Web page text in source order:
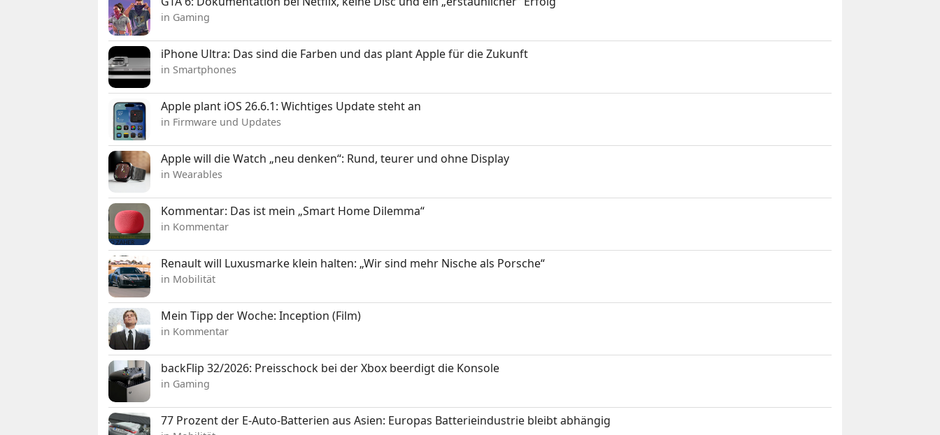
in Gaming
iPhone Ultra: Das sind die Farben und das plant Apple für die Zukunft
in Smartphones
Apple plant iOS 26.6.1: Wichtiges Update steht an
in Firmware und Updates
Apple will die Watch „neu denken“: Rund, teurer und ohne Display
in Wearables
Kommentar: Das ist mein „Smart Home Dilemma“
in Kommentar
Renault will Luxusmarke klein halten: „Wir sind mehr Nische als Porsche“
in Mobilität
Mein Tipp der Woche: Inception (Film)
in Kommentar
backFlip 32/2026: Preisschock bei der Xbox beerdigt die Konsole
in Gaming
77 Prozent der E-Auto-Batterien aus Asien: Europas Batterieindustrie bleibt abhängig